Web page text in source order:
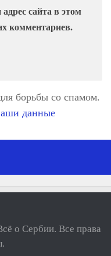
сайта в этом
комментариев.
борьбы со спамом.
данные
о Сербии. Все права